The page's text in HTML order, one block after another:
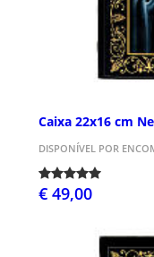
Caixa 22x16 cm
DISPONÍVEL POR
€ 49,00